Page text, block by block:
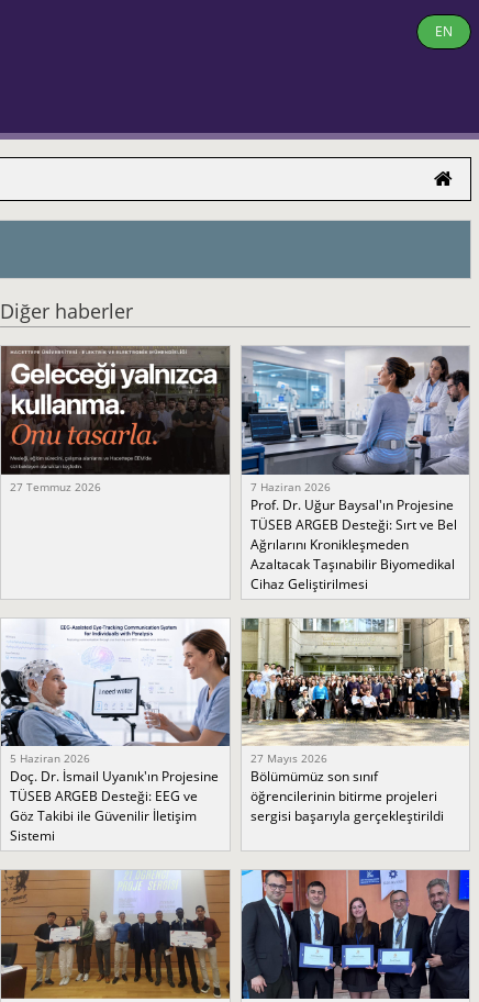
EN
Diğer haberler
27 Temmuz 2026 7 Haziran 2026
Prof. Dr. Uğur Baysal'ın Projesine
TÜSEB ARGEB Desteği: Sırt ve Bel
Ağrılarını Kronikleşmeden
Azaltacak Taşınabilir Biyomedikal
Cihaz Geliştirilmesi
5 Haziran 2026
Doç. Dr. İsmail Uyanık'ın Projesine
TÜSEB ARGEB Desteği: EEG ve
Göz Takibi ile Güvenilir İletişim
Sistemi
27 Mayıs 2026
Bölümümüz son sınıf
öğrencilerinin bitirme projeleri
sergisi başarıyla gerçekleştirildi